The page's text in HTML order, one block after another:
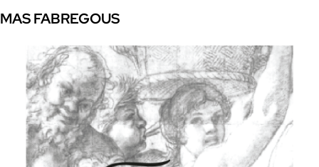
MAS FABREGOUS